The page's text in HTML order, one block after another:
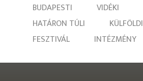
BUDAPESTI VIDÉKI
HATÁRON TÚLI
KÜLFÖLDI
FESZTIVÁL
INTÉZMÉNY